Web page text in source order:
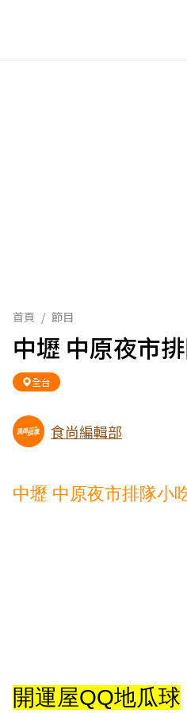
首頁 / 節目
中壢 中原夜市
全台
食尚編輯部
中壢 中原夜市排隊小
開運屋QQ地瓜球